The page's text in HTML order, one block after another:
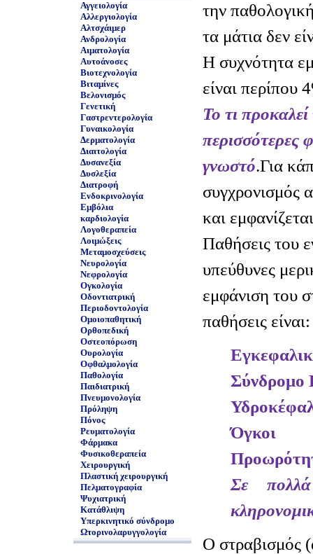
Αγγειολογία
Αλλεργιολογία
Αλτσχάιμερ
Ανδρολογία
Αιματολογία
Αυτοάνοσες
Βιοτεχνολογία
Βιταμίνες
Βελονισμός
Γενετική
Γαστρεντερολογία
Γυναικολογία
Δερματολογία
Διαιτολογία
Δυσανεξία
Δυσλεξία
Διατροφή
Ενδοκρινολογία
Εμβόλια
καρδιολογία
Λογοθεραπεία
Λοιμώξεις
Μεταμοσχεύσεις
Νευρολογία
Νεφρολογία
Ογκολογία
Οδοντιατρική
Περιοδοντολογία
Ομοιοπαθητική
Ορθοπεδική
Οστεοπόρωση
Ουρολογία
Οφθαλμολογία
Παθολογία
Παιδιατρική
Πνευμονολογία
Πρόληψη
Πόνος
Ρευματολογία
Φάρμακα
Φυσικοθεραπεία
Χειρουργική
Πλαστική χειρουργική
Πελματογραφία
Ψυχιατρική
Κατάθλιψη
Υπερκινητικό σύνδρομο
Ωτορινολαρυγγολογία
την
τα μάτια δεν
Η συχνότητα
είναι περίπου
Το τι
περισσότερες
γνωστό.Για
συγχρονισμός
και
Παθήσεις του
υπεύθυνες
εμφάνιση του
παθήσεις είναι:
Σύνδρομο
Όγκοι
Σε
Ο στραβισμός